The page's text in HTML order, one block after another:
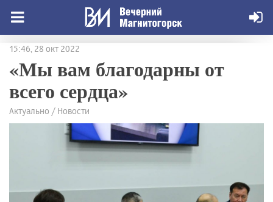
15:46, 28 окт 2022
«Мы вам благодарны от
всего сердца»
Актуально / Новости